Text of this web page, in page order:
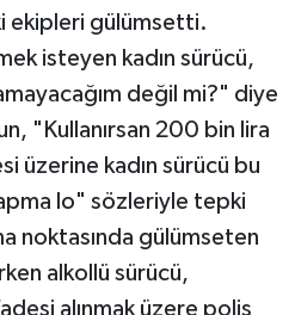
ekipleri gülümsetti.
isteyen kadın sürücü,
değil mi?" diye
"Kullanırsan 200 bin lira
üzerine kadın sürücü bu
lo" sözleriyle tepki
noktasında gülümseten
alkollü sürücü,
alınmak üzere polis